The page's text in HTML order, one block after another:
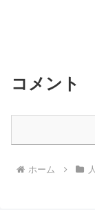
コメント
ホーム